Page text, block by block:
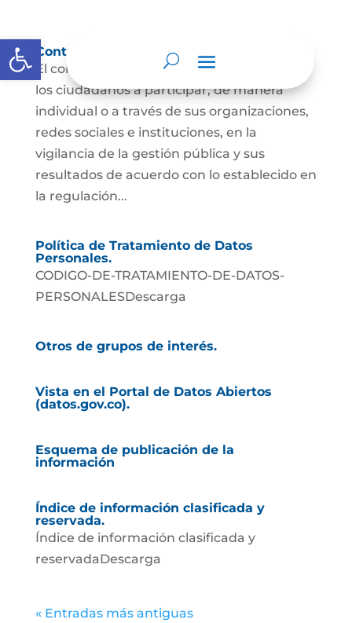
Abrir barra de herramientas
Control social
El control social es el derecho y el deber de
los ciudadanos a participar, de manera
individual o a través de sus organizaciones,
redes sociales e instituciones, en la
vigilancia de la gestión pública y sus
resultados de acuerdo con lo establecido en
la regulación...
Política de Tratamiento de Datos
Personales.
CODIGO-DE-TRATAMIENTO-DE-DATOS-
PERSONALESDescarga
Otros de grupos de interés.
Vista en el Portal de Datos Abiertos
(datos.gov.co).
Esquema de publicación de la
información
Índice de información clasificada y
reservada.
Índice de información clasificada y
reservadaDescarga
« Entradas más antiguas